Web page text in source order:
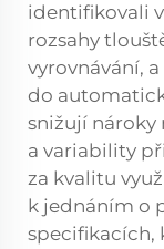
identifikovali
rozsahy
vyrovnávání,
do
snižují nároky
a variability
za kvalitu
k jednáním o
specifikacích,